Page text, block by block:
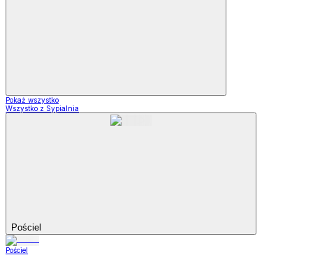
Pokaż wszystko
Wszystko z Sypialnia
Pościel
Pościel